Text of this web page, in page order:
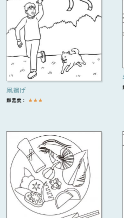
凧揚げ
難易度： ★★★